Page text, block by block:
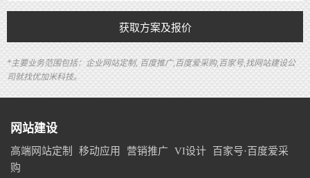
获取方案及报价
*主要业务范围包括：企业网站定制, 百度推广,百度爱采购,百家号,找网站建设公
司就找优加米科技。
网站建设
高端网站定制 移动应用 营销推广 VI设计
百家号·百度爱采
购